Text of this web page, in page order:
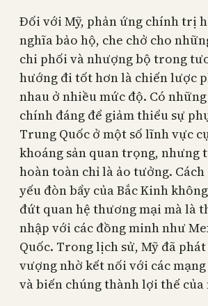
Đối với Mỹ, phản ứng chính trị
nghĩa bảo hộ, che chở cho
chi phối và nhượng bộ trong
hướng đi tốt hơn là chiến lược
nhau ở nhiều mức độ. Có
chính đáng để giảm thiểu sự
Trung Quốc ở một số lĩnh vực
khoáng sản quan trọng, nhưng
hoàn toàn chỉ là ảo tưởng. Cách
yếu đòn bẩy của Bắc Kinh
đứt quan hệ thương mại mà là
nhập với các đồng minh như
Quốc. Trong lịch sử, Mỹ đã
vượng nhờ kết nối với các
và biến chúng thành lợi thế của